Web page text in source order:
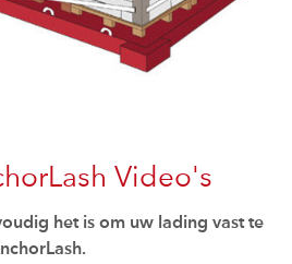
Video's
het is om uw lading vast te